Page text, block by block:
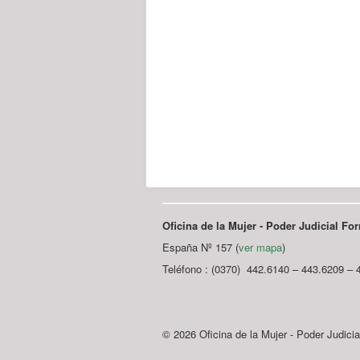
Oficina de la Mujer - Poder Judicial
España Nº 157 (ver mapa)
Teléfono : (0370) 442.6140 – 443.6209 –
© 2026 Oficina de la Mujer - Poder